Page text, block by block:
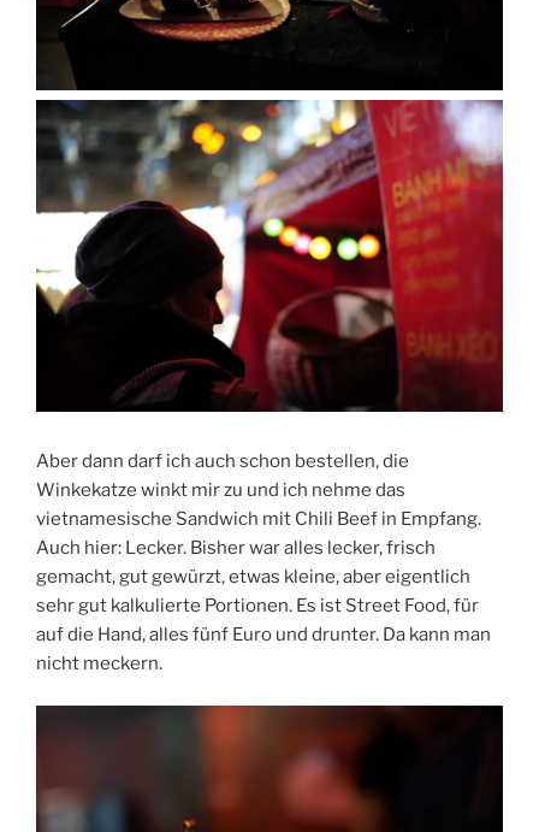
Aber dann darf ich auch schon bestellen, die
Winkekatze winkt mir zu und ich nehme das
vietnamesische Sandwich mit Chili Beef in Empfang.
Auch hier: Lecker. Bisher war alles lecker, frisch
gemacht, gut gewürzt, etwas kleine, aber eigentlich
sehr gut kalkulierte Portionen. Es ist Street Food, für
auf die Hand, alles fünf Euro und drunter. Da kann man
nicht meckern.